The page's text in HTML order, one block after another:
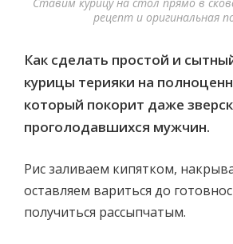
Ставим курицу на стол прямо в
рецепт и оригинальная
Как сделать простой и
курицы терияки на
который покорит даже
проголодавшихся мужчин.
Рис заливаем кипятком,
оставляем вариться до
получиться рассыпчатым.